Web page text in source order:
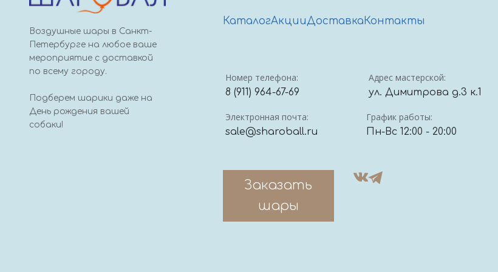
Воздушные шары в Санкт-
Петербурге на любое ваше
мероприятие с доставкой
по всему городу.
Подберем шарики даже на
День рождения вашей
собаки!
КаталогАкцииДоставка Контакты
Номер телефона:
8 (911) 964-67-69
Адрес мастерской:
ул. Димитрова д.3 к.1
Электронная почта:
sale@sharoball.ru
График работы:
Пн-Вс 12:00 - 20:00
Заказать
шары